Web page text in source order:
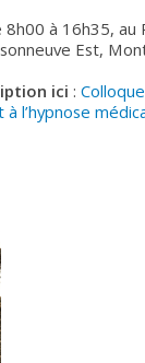
8h00 à 16h35, au
Est,
ici :
l’hypnose